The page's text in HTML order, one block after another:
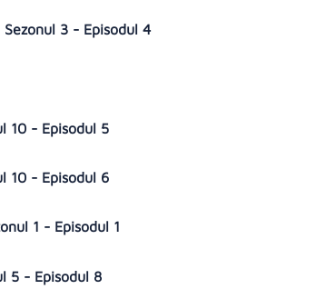
3 - Episodul 4
10 - Episodul 5
10 - Episodul 6
1 - Episodul 1
5 - Episodul 8